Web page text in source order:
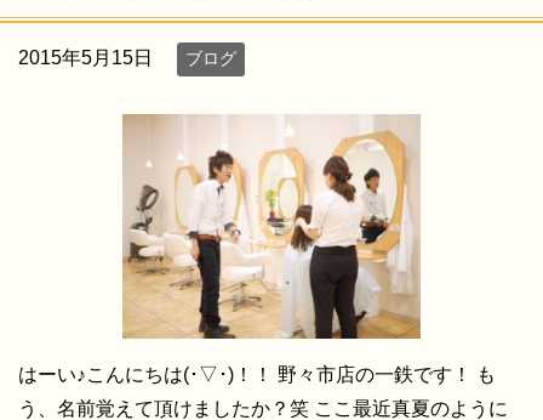
2015年5月15日 ブログ
はーい♪こんにちは(･▽･)！！ 野々市店の一鉄です！ も
う、名前覚えて頂けましたか？笑 ここ最近真夏のように